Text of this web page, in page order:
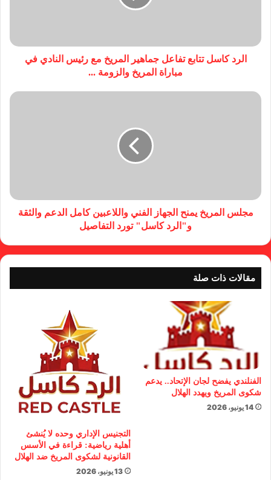
الرد كاسل تتابع تفاعل جماهير المريخ مع رئيس النادي في
مباراة المريخ والزومة ...
مجلس المريخ يمنح الجهاز الفني واللاعبين كامل الدعم والثقة
و"الرد كاسل" تورد التفاصيل
مقالات ذات صلة
الفنلندي يفضح لجان الإتحاد.. يدعم
شكوى المريخ ويهدد الهلال
14 يونيو، 2026
التجنيس الإداري وحده لا يُنشئ
أهلية رياضية: قراءة في الأسس
القانونية لشكوى المريخ ضد الهلال
13 يونيو، 2026